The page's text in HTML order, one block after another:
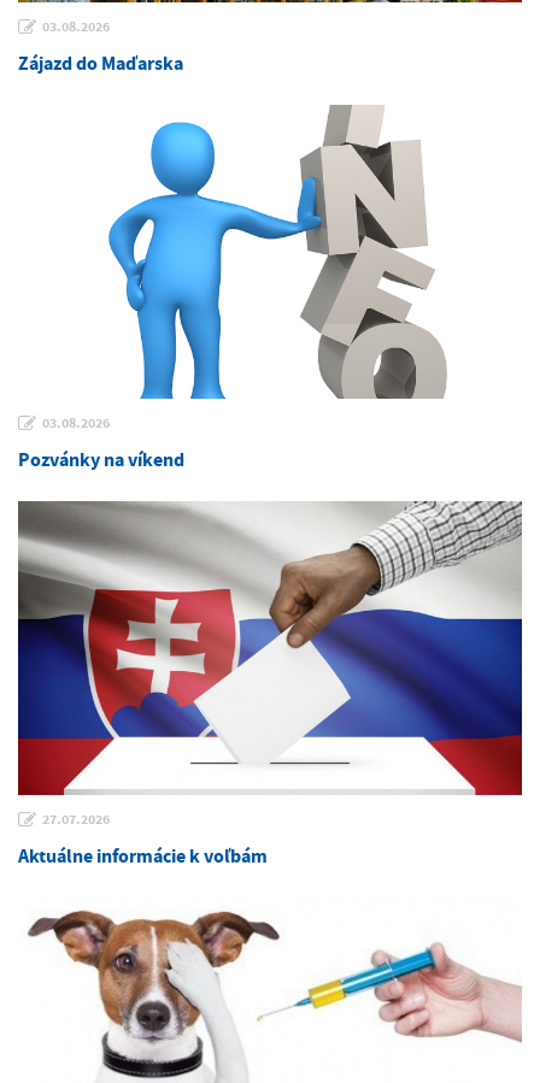
03.08.2026
Zájazd do Maďarska
03.08.2026
Pozvánky na víkend
27.07.2026
Aktuálne informácie k voľbám